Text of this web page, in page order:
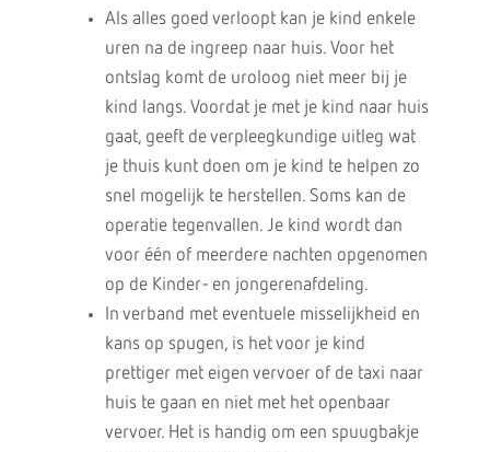
Als alles goed verloopt kan je kind enkele
uren na de ingreep naar huis. Voor het
ontslag komt de uroloog niet meer bij je
kind langs. Voordat je met je kind naar huis
gaat, geeft de verpleegkundige uitleg wat
je thuis kunt doen om je kind te helpen zo
snel mogelijk te herstellen. Soms kan de
operatie tegenvallen. Je kind wordt dan
voor één of meerdere nachten opgenomen
op de Kinder- en jongerenafdeling.
In verband met eventuele misselijkheid en
kans op spugen, is het voor je kind
prettiger met eigen vervoer of de taxi naar
huis te gaan en niet met het openbaar
vervoer. Het is handig om een spuugbakje